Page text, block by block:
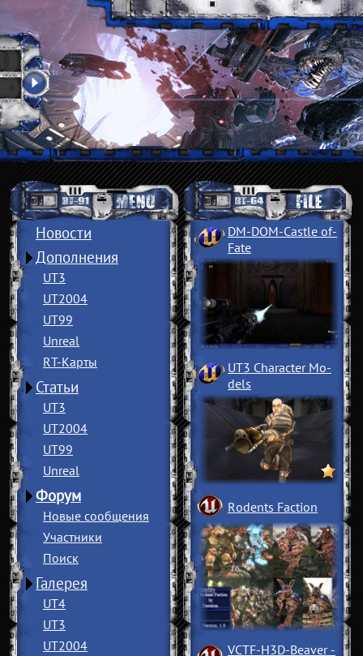
Новости
Дополнения
UT3
UT2004
UT99
Unreal
RT-Карты
Статьи
UT3
UT2004
UT99
Unreal
Форум
Новые сообщения
Участники
Поиск
Галерея
UT4
UT3
UT2004
DM-DOM-Castle of­
Fate
UT3 Character Mo­
dels
Rodents Faction
VCTF-H3D-Beaver ­